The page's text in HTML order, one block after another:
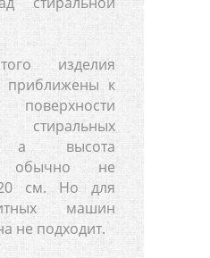
изделия
приближены к
стиральных
а высота
обычно не
см. Но для
машин
не подходит.